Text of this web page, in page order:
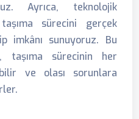
Ayrıca, teknolojik
sürecini gerçek
imkânı sunuyoruz. Bu
taşıma sürecinin her
ve olası sorunlara